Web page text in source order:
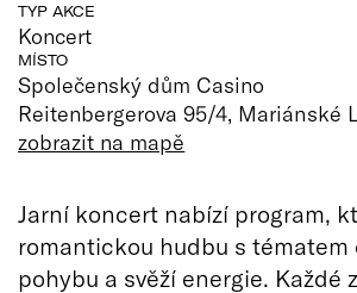
TYP AKCE
Koncert
MÍSTO
Společenský dům Casino
Reitenbergerova 95/4, Mariánské
zobrazit na mapě
Jarní koncert nabízí program,
romantickou hudbu s tématem
pohybu a svěží energie. Každé